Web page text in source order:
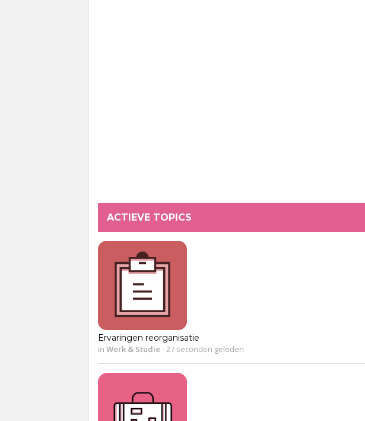
ACTIEVE TOPICS
Ervaringen reorganisatie
in Werk & Studie -27 seconden geleden